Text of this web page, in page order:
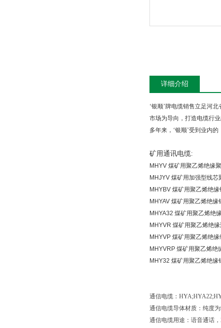
详细介绍
‘银顺’牌电缆销售立足河
市场为导向，打造电缆行
多年来， ‘银顺’受到业内
矿用通讯电缆:
MHYV 煤矿用聚乙烯绝缘
MHJYV 煤矿用加强型线芯
MHYBV 煤矿用聚乙烯绝
MHYAV 煤矿用聚乙烯绝缘
MHYA32 煤矿用聚乙烯绝
MHYVR 煤矿用聚乙烯绝
MHYVP 煤矿用聚乙烯绝
MHYVRP 煤矿用聚乙烯绝
MHY32 煤矿用聚乙烯绝缘
通信电缆：
通信电缆导体材质：纯度为
通信电缆用途：语音通话，